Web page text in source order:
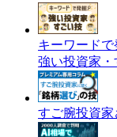
キーワードで
強い投資家・
すご腕投資